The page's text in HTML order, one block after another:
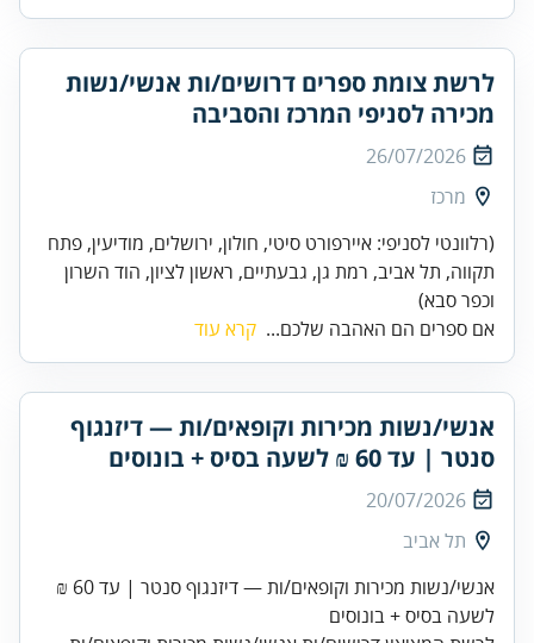
לרשת צומת ספרים דרושים/ות אנשי/נשות
מכירה לסניפי המרכז והסביבה
26/07/2026
מרכז
(רלוונטי לסניפי: איירפורט סיטי, חולון, ירושלים, מודיעין, פתח
תקווה, תל אביב, רמת גן, גבעתיים, ראשון לציון, הוד השרון
וכפר סבא)
אם ספרים הם האהבה שלכם... קרא עוד
אנשי/נשות מכירות וקופאים/ות — דיזנגוף
סנטר | עד 60 ₪ לשעה בסיס + בונוסים
20/07/2026
תל אביב
אנשי/נשות מכירות וקופאים/ות — דיזנגוף סנטר | עד 60 ₪
לשעה בסיס + בונוסים